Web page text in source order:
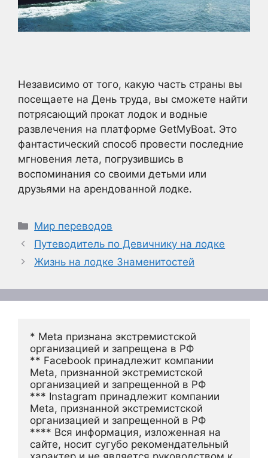
Независимо от того, какую часть страны вы
посещаете на День труда, вы сможете найти
потрясающий прокат лодок и водные
развлечения на платформе GetMyBoat. Это
фантастический способ провести последние
мгновения лета, погрузившись в
воспоминания со своими детьми или
друзьями на арендованной лодке.
Рубрики
Мир переводов
Путеводитель по Девичнику на лодке
Жизнь на лодке Знаменитостей
* Meta признана экстремистской
организацией и запрещена в РФ
** Facebook принадлежит компании
Meta, признанной экстремистской
организацией и запрещенной в РФ
*** Instagram принадлежит компании
Meta, признанной экстремистской
организацией и запрещенной в РФ
**** Вся информация, изложенная на
сайте, носит сугубо рекомендательный